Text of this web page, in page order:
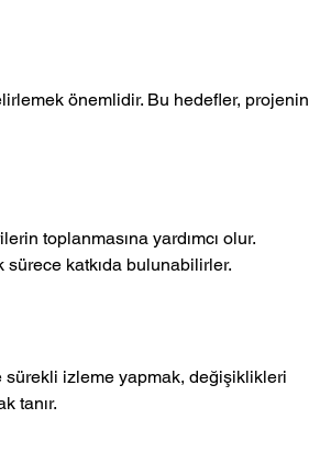
önemlidir. Bu hedefler, projenin
toplanmasına yardımcı olur.
sürece katkıda bulunabilirler.
sürekli izleme yapmak, değişiklikleri
tanır.